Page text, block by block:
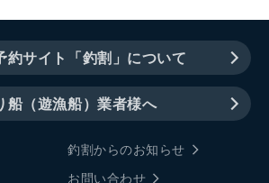
約サイト「釣割」について
船（遊漁船）業者様へ
釣割からのお知らせ
お問い合わせ